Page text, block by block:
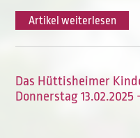
Artikel weiterlesen
Das Hüttisheimer
Donnerstag